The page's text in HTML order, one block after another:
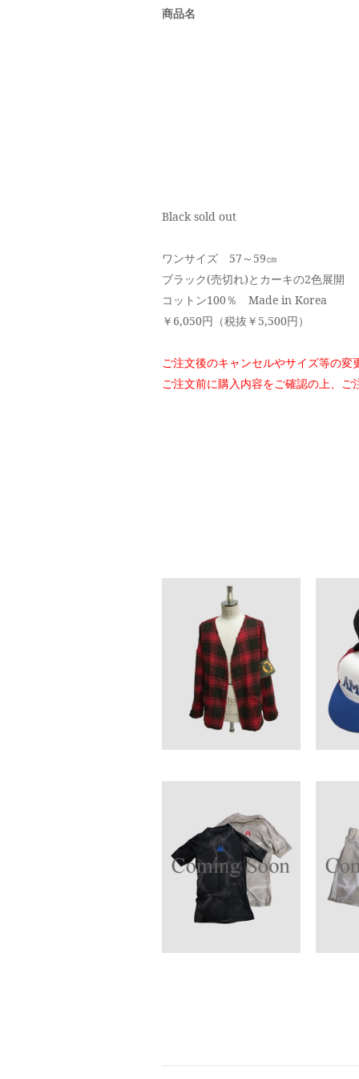
商品名
Black sold out
ワンサイズ 57～59㎝
ブラック(売切れ)とカーキの2色展開
コットン100％ Made in Korea
￥6,050円（税抜￥5,500円）
ご注文後のキャンセルやサイズ等の変
ご注文前に購入内容をご確認の上、ご